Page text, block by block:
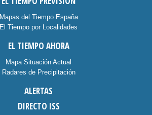
Mapas del Tiempo España
El Tiempo por Localidades
EL TIEMPO AHORA
Mapa Situación Actual
Radares de Precipitación
ALERTAS
DIRECTO ISS